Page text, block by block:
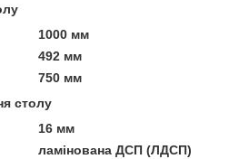
1000 мм
492 мм
750 мм
столу
16 мм
ламінована ДСП (ЛДСП)